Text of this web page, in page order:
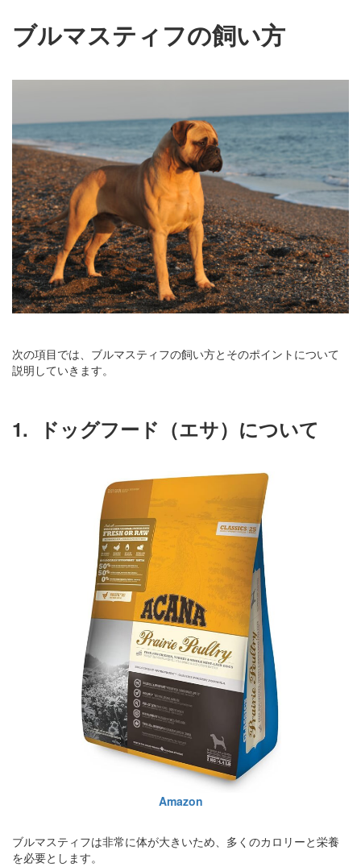
ブルマスティフの飼い方
次の項目では、ブルマスティフの飼い方とそのポイントについて
説明していきます。
1. ドッグフード（エサ）について
Amazon
ブルマスティフは非常に体が大きいため、多くのカロリーと栄養
を必要とします。